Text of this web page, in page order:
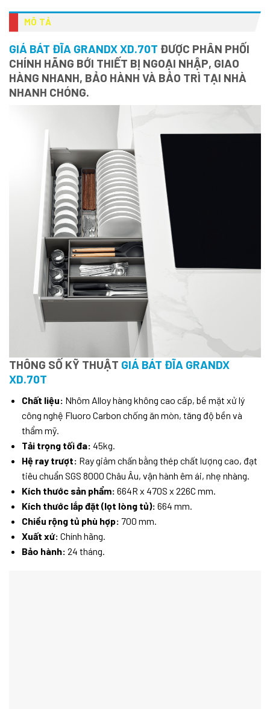
MÔ TẢ
GIÁ BÁT ĐĨA GRANDX XD.70T ĐƯỢC PHÂN PHỐI
CHÍNH HÃNG BỚI THIẾT BỊ NGOẠI NHẬP, GIAO
HÀNG NHANH, BẢO HÀNH VÀ BẢO TRÌ TẠI NHÀ
NHANH CHÓNG.
THÔNG SỐ KỸ THUẬT GIÁ BÁT ĐĨA GRANDX
XD.70T
Chất liệu: Nhôm Alloy hàng không cao cấp, bề mặt xử lý
công nghệ Fluoro Carbon chống ăn mòn, tăng độ bền và
thẩm mỹ.
Tải trọng tối đa: 45kg.
Hệ ray trượt: Ray giảm chấn bằng thép chất lượng cao, đạt
tiêu chuẩn SGS 8000 Châu Âu, vận hành êm ái, nhẹ nhàng.
Kích thước sản phẩm: 664R x 470S x 226C mm.
Kích thước lắp đặt (lọt lòng tủ): 664 mm.
Chiều rộng tủ phù hợp: 700 mm.
Xuất xứ: Chính hãng.
Bảo hành: 24 tháng.